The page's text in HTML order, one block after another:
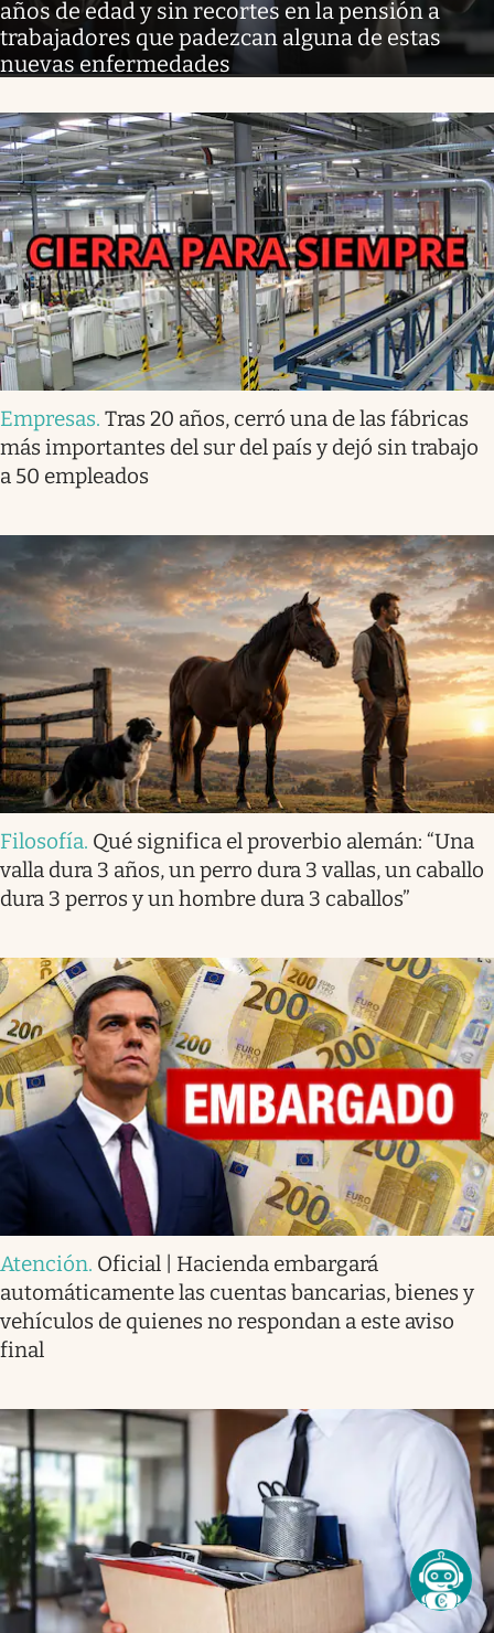
años de edad y sin recortes en la pensión a
trabajadores que padezcan alguna de estas
nuevas enfermedades
Empresas. Tras 20 años, cerró una de las fábricas
más importantes del sur del país y dejó sin trabajo
a 50 empleados
Filosofía. Qué significa el proverbio alemán: “Una
valla dura 3 años, un perro dura 3 vallas, un caballo
dura 3 perros y un hombre dura 3 caballos”
Atención. Oficial | Hacienda embargará
automáticamente las cuentas bancarias, bienes y
vehículos de quienes no respondan a este aviso
final